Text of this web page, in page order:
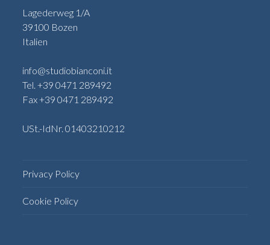
Lagederweg 1/A
39100 Bozen
Italien
info@studiobianconi.it
Tel. +39 0471 289492
Fax +39 0471 289492
USt.-IdNr. 01403210212
Privacy Policy
Cookie Policy